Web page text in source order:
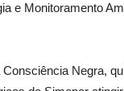
e Monitoramento
Negra,